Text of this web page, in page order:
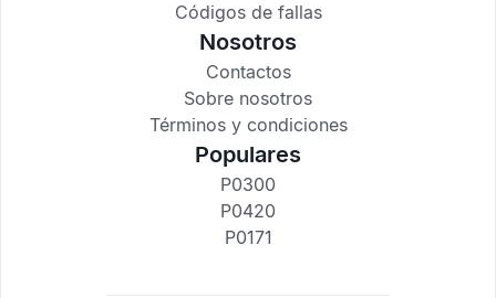
Códigos de fallas
Nosotros
Contactos
Sobre nosotros
Términos y condiciones
Populares
P0300
P0420
P0171